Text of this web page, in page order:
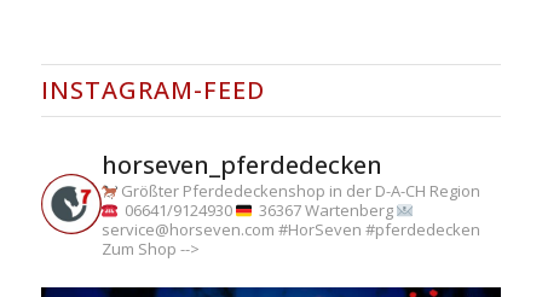
INSTAGRAM-FEED
horseven_pferdedecken
Größter Pferdedeckenshop in der D-A-CH Region
06641/9124930
36367 Wartenberg
service@horseven.com #HorSeven #pferdedecken
Zum Shop -->